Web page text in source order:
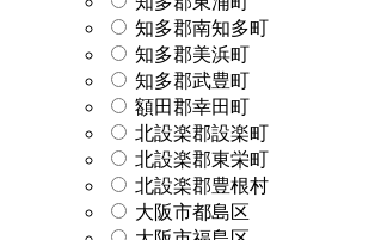
知多郡南知多町
知多郡美浜町
知多郡武豊町
額田郡幸田町
北設楽郡設楽町
北設楽郡東栄町
北設楽郡豊根村
大阪市都島区